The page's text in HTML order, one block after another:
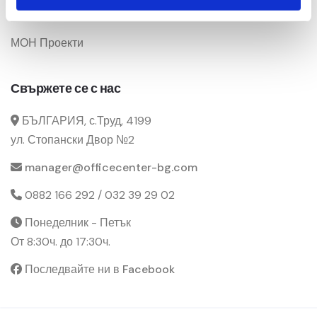
Промоции
МОН Проекти
Свържете се с нас
БЪЛГАРИЯ, с.Труд, 4199
ул. Стопански Двор №2
manager@officecenter-bg.com
0882 166 292 / 032 39 29 02
Понеделник - Петък
От 8:30ч. до 17:30ч.
Последвайте ни в Facebook